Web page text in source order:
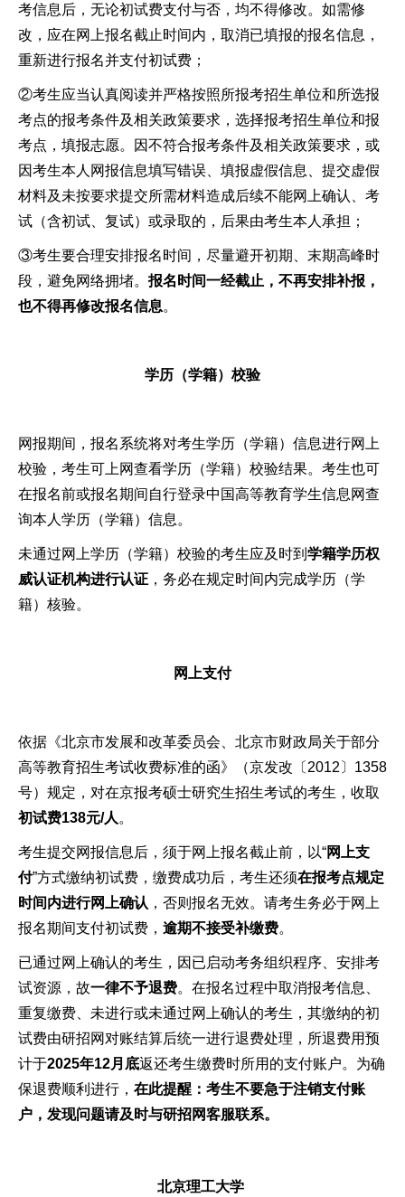
考信息后，无论初试费支付与否，均不得修改。如需修
改，应在网上报名截止时间内，取消已填报的报名信息，
重新进行报名并支付初试费；
②考生应当认真阅读并严格按照所报考招生单位和所选报
考点的报考条件及相关政策要求，选择报考招生单位和报
考点，填报志愿。因不符合报考条件及相关政策要求，或
因考生本人网报信息填写错误、填报虚假信息、提交虚假
材料及未按要求提交所需材料造成后续不能网上确认、考
试（含初试、复试）或录取的，后果由考生本人承担；
③考生要合理安排报名时间，尽量避开初期、末期高峰时
段，避免网络拥堵。 报名时间一经截止，不再安排补报，
也不得再修改报名信息。
学历（学籍）校验
网报期间，报名系统将对考生学历（学籍）信息进行网上
校验，考生可上网查看学历（学籍）校验结果。考生也可
在报名前或报名期间自行登录中国高等教育学生信息网查
询本人学历（学籍）信息。
未通过网上学历（学籍）校验的考生应及时到 学籍学历权
威认证机构进行认证，务必在规定时间内完成学历（学
籍）核验。
网上支付
依据《北京市发展和改革委员会、北京市财政局关于部分
高等教育招生考试收费标准的函》（京发改〔2012〕1358
号）规定，对在京报考硕士研究生招生考试的考生，收取
初试费138元/人 。
考生提交网报信息后，须于网上报名截止前，以“网上支
付”方式缴纳初试费，缴费成功后，考生还须在报考点规定
时间内进行网上确认 ，否则报名无效。请考生务必于网上
报名期间支付初试费， 逾期不接受补缴费。
已通过网上确认的考生，因已启动考务组织程序、安排考
试资源，故一律不予退费。在报名过程中取消报考信息、
重复缴费、未进行或未通过网上确认的考生，其缴纳的初
试费由研招网对账结算后统一进行退费处理，所退费用预
计于2025年12月底返还考生缴费时所用的支付账户。为确
保退费顺利进行， 在此提醒：考生不要急于注销支付账
户，发现问题请及时与研招网客服联系。
北京理工大学